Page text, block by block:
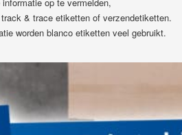
& trace etiketten of verzendetiketten.
worden blanco etiketten veel gebruikt.